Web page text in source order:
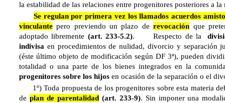
la estabilidad de las relaciones entre progenitores posteriores a la
Se regulan por primera vez los llamados acuerdos
vinculante pero previendo un plazo derevocación que
adoptado libremente (art. 233-5.2). Respecto de la
indivisa en procedimientos de nulidad, divorcio y separación
(éste último objeto de modificación según DF 3ª), pueden
totalidad o una parte de los bienes integrados en la
progenitores sobre los hijos en ocasión de la separación o el
1º) Toda propuesta de los progenitores sobre esta materia
de plan de parentalidad(art. 233-9). Sin imponer una